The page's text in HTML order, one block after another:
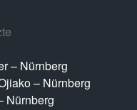
– Nürnberg
– Nürnberg
Nürnberg